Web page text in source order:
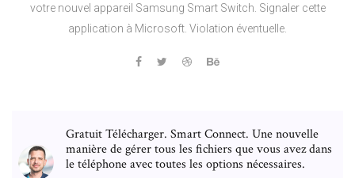
votre nouvel appareil Samsung Smart Switch. Signaler cette
application à Microsoft. Violation éventuelle.
Gratuit Télécharger. Smart Connect. Une nouvelle
manière de gérer tous les fichiers que vous avez dans
le téléphone avec toutes les options nécessaires.